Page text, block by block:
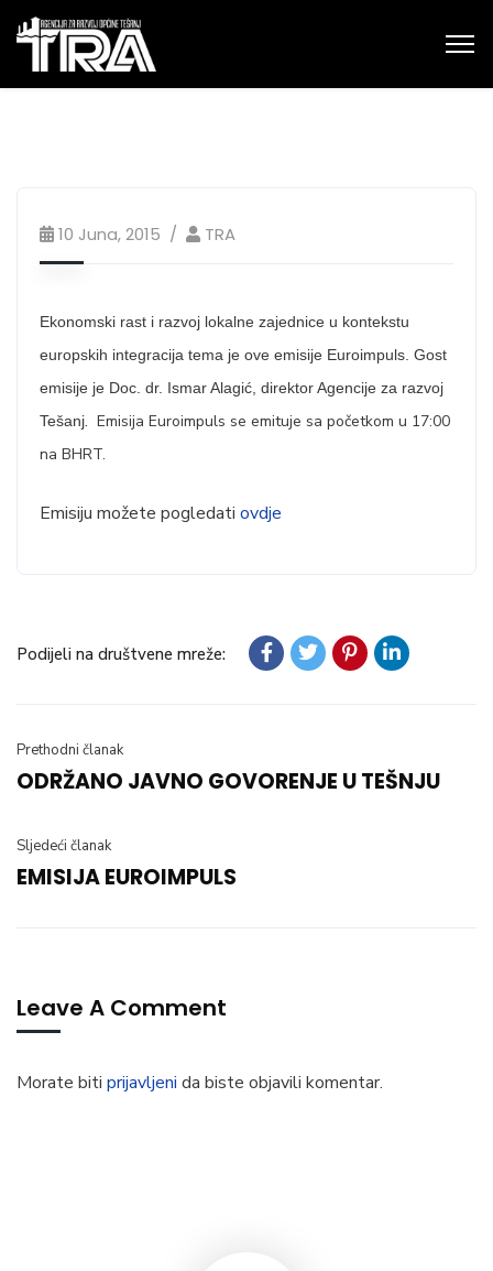
10 Juna, 2015 TRA
Ekonomski rast i razvoj lokalne zajednice u kontekstu
europskih integracija tema je ove emisije Euroimpuls. Gost
emisije je Doc. dr. Ismar Alagić, direktor Agencije za razvoj
Tešanj. Emisija Euroimpuls se emituje sa početkom u 17:00
na BHRT.
Emisiju možete pogledati ovdje
Podijeli na društvene mreže:
Prethodni članak
ODRŽANO JAVNO GOVORENJE U TEŠNJU
Sljedeći članak
EMISIJA EUROIMPULS
Leave A Comment
Morate biti prijavljeni da biste objavili komentar.